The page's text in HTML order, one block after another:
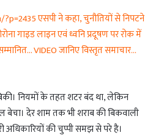
एसपी ने कहा, चुनौतियों से निपटने
गाइड लाइन एवं ध्वनि प्रदूषण पर रोक में
VIDEO जानिए विस्तृत समाचार…
नियमों के तहत शटर बंद था, लेकिन
बेचा। देर शाम तक भी शराब की बिकवाली
अधिकारियों की चुप्पी समझ से परे है।